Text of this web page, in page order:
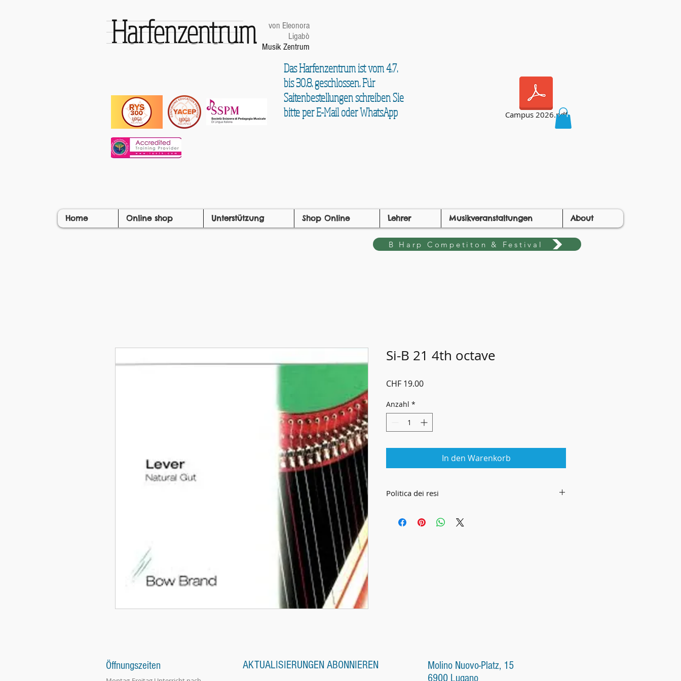
Harfenzentrum
von Eleonora
Ligabò
Musik Zentrum
Das Harfenzentrum ist vom 4.7.
bis 30.8. geschlossen. Für
Saitenbestellungen schreiben Sie
bitte per E-Mail oder WhatsApp
Campus 2026.pdf
Home Online shop Unterstützung Shop Online Lehrer Musikveranstaltungen About
B Harp Competiton & Festival
Si-B 21 4th octave
CHF 19.00Preis
Anzahl *
In den Warenkorb
Politica dei resi
schermo (denominazione, prezzo, componenti, peso,
quantità, colore, particolarità dei prodotti, costo
Öffnungszeiten AKTUALISIERUNGEN ABONNIEREN
Molino Nuovo-Platz, 15
6900 Lugano